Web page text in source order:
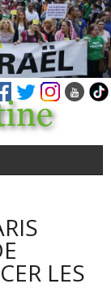
LES